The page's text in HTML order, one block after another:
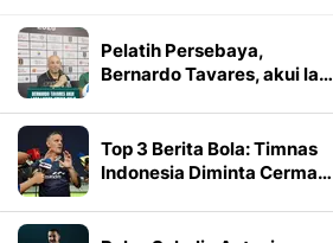
Pelatih Persebaya,
Bernardo Tavares, akui la…
Top 3 Berita Bola: Timnas
Indonesia Diminta Cerma…